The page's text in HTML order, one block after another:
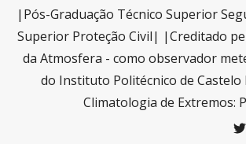
|Pós-Graduação Técnico Superior
Superior Proteção Civil| |Creditado
da Atmosfera - como observador
do Instituto Politécnico de
Climatologia de Extremos: